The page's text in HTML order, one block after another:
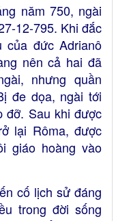
năm 750, ngài
12-795. Khi đắc
của đức Adrianô
nên cả hai đã
nhưng quần
đe dọa, ngài tới
đỡ. Sau khi được
lại Rôma, được
giáo hoàng vào
cố lịch sử đáng
trong đời sống